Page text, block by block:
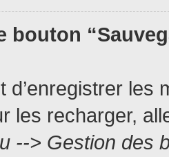
bouton
d’enregistrer
les recharger,
--> Gestion des